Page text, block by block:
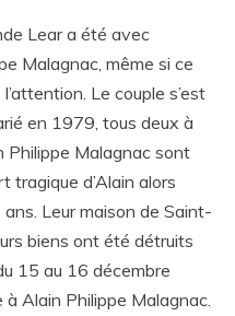
Lear a été avec
Malagnac, même si ce
Le couple s’est
en 1979, tous deux à
Philippe Malagnac sont
tragique d’Alain alors
Leur maison de Saint-
biens ont été détruits
15 au 16 décembre
Alain Philippe Malagnac.